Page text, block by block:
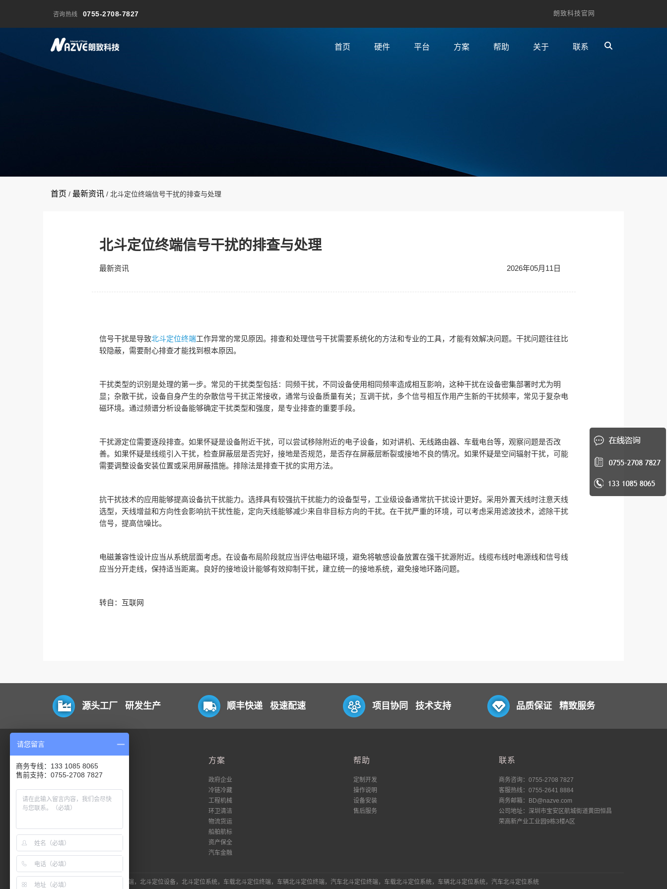
咨询热线 0755-2708-7827 朗致科技官网
首页 硬件 平台 方案 帮助 关于 联系
首页 / 最新资讯 / 北斗定位终端信号干扰的排查与处理
北斗定位终端信号干扰的排查与处理
最新资讯 2026年05月11日
信号干扰是导致北斗定位终端工作异常的常见原因。排查和处理信号干扰需要系统化的方法和专业的工具，才能有效解决问题。干扰问题往往比
较隐蔽，需要耐心排查才能找到根本原因。
干扰类型的识别是处理的第一步。常见的干扰类型包括：同频干扰，不同设备使用相同频率造成相互影响，这种干扰在设备密集部署时尤为明
显；杂散干扰，设备自身产生的杂散信号干扰正常接收，通常与设备质量有关；互调干扰，多个信号相互作用产生新的干扰频率，常见于复杂电
磁环境。通过频谱分析设备能够确定干扰类型和强度，是专业排查的重要手段。
干扰源定位需要逐段排查。如果怀疑是设备附近干扰，可以尝试移除附近的电子设备，如对讲机、无线路由器、车载电台等，观察问题是否改
善。如果怀疑是线缆引入干扰，检查屏蔽层是否完好，接地是否规范，是否存在屏蔽层断裂或接地不良的情况。如果怀疑是空间辐射干扰，可能
需要调整设备安装位置或采用屏蔽措施。排除法是排查干扰的实用方法。
抗干扰技术的应用能够提高设备抗干扰能力。选择具有较强抗干扰能力的设备型号，工业级设备通常抗干扰设计更好。采用外置天线时注意天线
选型，天线增益和方向性会影响抗干扰性能，定向天线能够减少来自非目标方向的干扰。在干扰严重的环境，可以考虑采用滤波技术，滤除干扰
信号，提高信噪比。
电磁兼容性设计应当从系统层面考虑。在设备布局阶段就应当评估电磁环境，避免将敏感设备放置在强干扰源附近。线缆布线时电源线和信号线
应当分开走线，保持适当距离。良好的接地设计能够有效抑制干扰，建立统一的接地系统，避免接地环路问题。
转自：互联网
源头工厂 研发生产 顺丰快递 极速配速 项目协同 技术支持 品质保证 精致服务
电脑端
移动端
数据流
私有化
方案
政府企业
冷链冷藏
工程机械
环卫清洁
物流货运
船舶航标
资产保全
汽车金融
帮助
定制开发
操作说明
设备安装
售后服务
联系
商务咨询：0755-2708 7827
客服热线：0755-2641 8884
商务邮箱：BD@nazve.com
公司地址：深圳市宝安区航城街道黄田恒昌
荣高新产业工业园9栋3楼A区
LINK：北斗定位器，北斗定位终端，北斗定位设备，北斗定位系统，车载北斗定位终端，车辆北斗定位终端，汽车北斗定位终端，车载北斗定位系统，车辆北斗定位系统，汽车北斗定位系统
请您留言
商务专线：133 1085 8065
售前支持：0755-2708 7827